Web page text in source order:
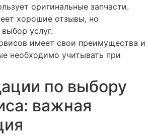
оригинальные запчасти.
хорошие отзывы, но
услуг.
имеет свои преимущества и
необходимо учитывать при
по выбору
важная